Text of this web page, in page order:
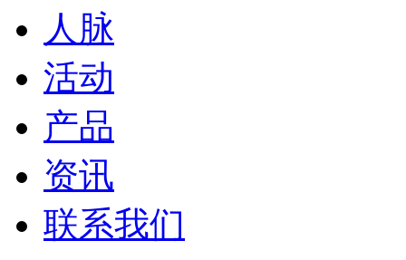
人脉
活动
产品
资讯
联系我们